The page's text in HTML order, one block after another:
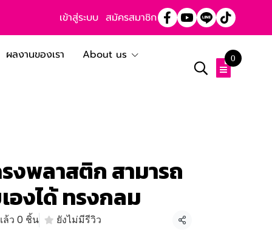
เข้าสู่ระบบ สมัครสมาชิก
ผลงานของเรา
About us
0
งพลาสติก สามารถ
งได้ ทรงกลม
ล้ว 0 ชิ้น ยังไม่มีรีวิว
แชร์